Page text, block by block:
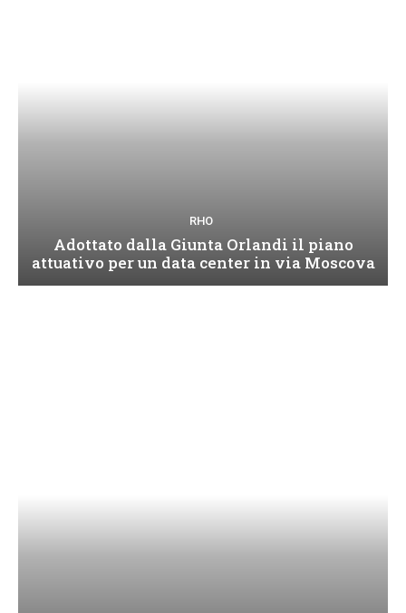
RHO
Adottato dalla Giunta Orlandi il piano
attuativo per un data center in via Moscova